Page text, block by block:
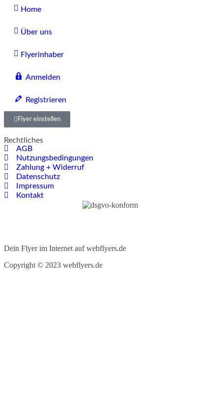
Home
Über uns
Flyerinhaber
Anmelden
Registrieren
Flyer einstellen
Rechtliches
AGB
Nutzungsbedingungen
Zahlung + Widerruf
Datenschutz
Impressum
Kontakt
Dein Flyer im Internet auf webflyers.de
Copyright © 2023 webflyers.de